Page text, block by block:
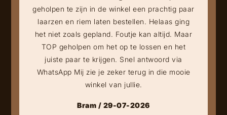
geholpen te zijn in de winkel een prachtig paar
laarzen en riem laten bestellen. Helaas ging
het niet zoals gepland. Foutje kan altijd. Maar
TOP geholpen om het op te lossen en het
juiste paar te krijgen. Snel antwoord via
WhatsApp Mij zie je zeker terug in die mooie
winkel van jullie.
Bram / 29-07-2026